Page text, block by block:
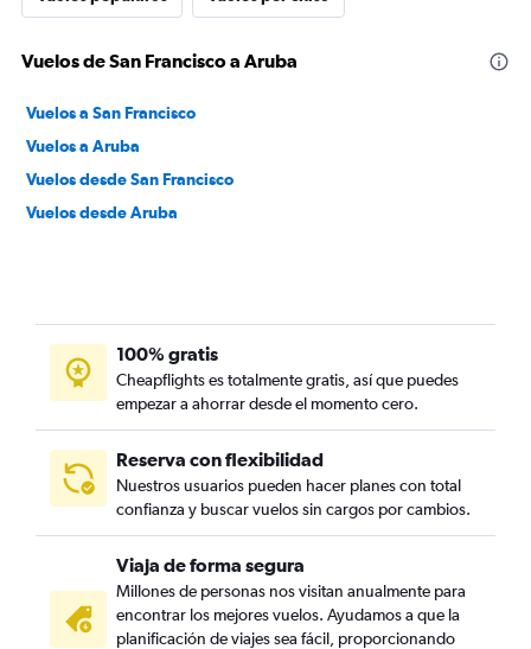
Vuelos de San Francisco a Aruba
Vuelos a San Francisco
Vuelos a Aruba
Vuelos desde San Francisco
Vuelos desde Aruba
100% gratis
Cheapflights es totalmente gratis, así que puedes
empezar a ahorrar desde el momento cero.
Reserva con flexibilidad
Nuestros usuarios pueden hacer planes con total
confianza y buscar vuelos sin cargos por cambios.
Viaja de forma segura
Millones de personas nos visitan anualmente para
encontrar los mejores vuelos. Ayudamos a que la
planificación de viajes sea fácil, proporcionando